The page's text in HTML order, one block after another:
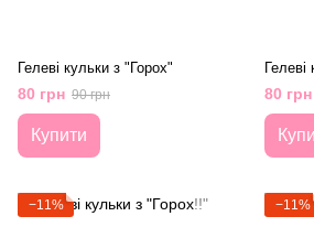
Гелеві кульки з "Горох"
80 грн 90 грн
Купити
80 грн
−11% −11%